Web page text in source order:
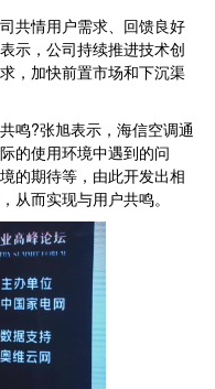
情用户需求、回馈良好
示，公司持续推进技术创
，加快前置市场和下沉渠
?张旭表示，海信空调通
的使用环境中遇到的问
的期待等，由此开发出相
从而实现与用户共鸣。